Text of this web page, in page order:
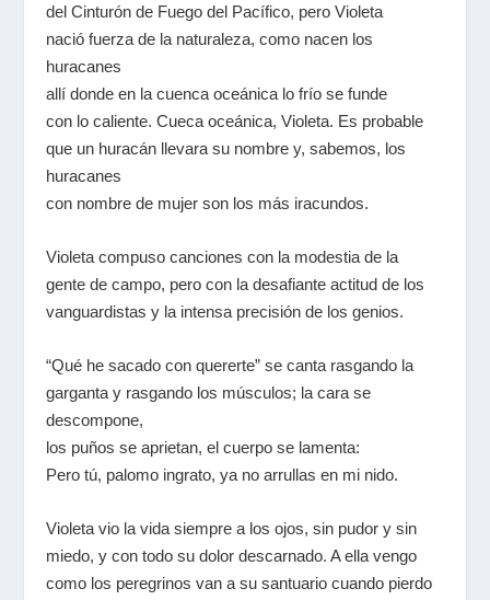
del Cinturón de Fuego del Pacífico, pero Violeta
nació fuerza de la naturaleza, como nacen los
huracanes
allí donde en la cuenca oceánica lo frío se funde
con lo caliente. Cueca oceánica, Violeta. Es probable
que un huracán llevara su nombre y, sabemos, los
huracanes
con nombre de mujer son los más iracundos.
Violeta compuso canciones con la modestia de la
gente de campo, pero con la desafiante actitud de los
vanguardistas y la intensa precisión de los genios.
“Qué he sacado con quererte” se canta rasgando la
garganta y rasgando los músculos; la cara se
descompone,
los puños se aprietan, el cuerpo se lamenta:
Pero tú, palomo ingrato, ya no arrullas en mi nido.
Violeta vio la vida siempre a los ojos, sin pudor y sin
miedo, y con todo su dolor descarnado. A ella vengo
como los peregrinos van a su santuario cuando pierdo